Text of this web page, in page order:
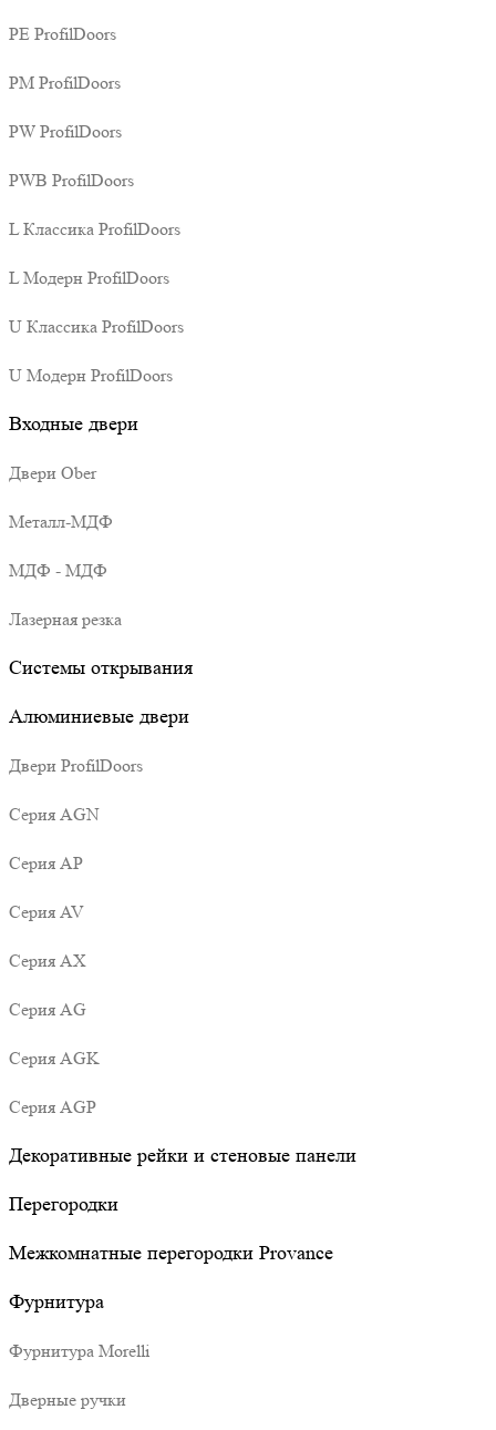
PE ProfilDoors
PM ProfilDoors
PW ProfilDoors
PWB ProfilDoors
L Классика ProfilDoors
L Модерн ProfilDoors
U Классика ProfilDoors
U Модерн ProfilDoors
Входные двери
Двери Ober
Металл-МДФ
МДФ - МДФ
Лазерная резка
Системы открывания
Алюминиевые двери
Двери ProfilDoors
Серия AGN
Серия AP
Серия AV
Серия AX
Серия AG
Серия AGK
Серия AGP
Декоративные рейки и стеновые панели
Перегородки
Межкомнатные перегородки Provance
Фурнитура
Фурнитура Morelli
Дверные ручки